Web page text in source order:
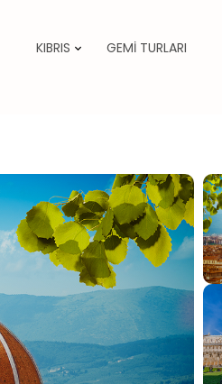
KIBRIS GEMİ TURLARI